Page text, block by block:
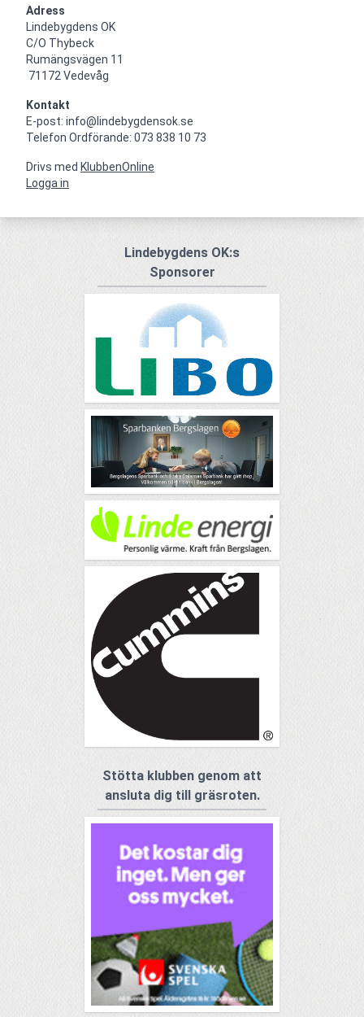
Adress
Lindebygdens OK
C/O Thybeck
Rumängsvägen 11
71172 Vedevåg
Kontakt
E-post: info@lindebygdensok.se
Telefon Ordförande: 073 838 10 73
Drivs med KlubbenOnline
Logga in
Lindebygdens OK:s
Sponsorer
Stötta klubben genom att
ansluta dig till gräsroten.